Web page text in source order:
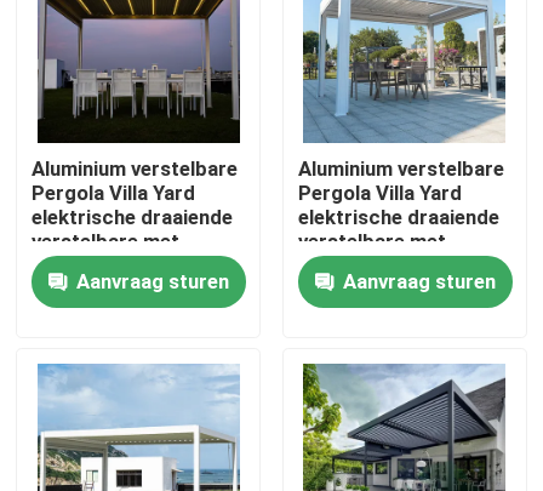
Fabrieksreis
Kwaliteitscontrole
Contacteer ons
Nieuws
De Pergola van het aluminiumterras
De Pergola van aluminiumlouvered
Aluminium verstelbare
Pergola Villa Yard
elektrische draaiende
verstelbare met
uittrekbaar dak
Aanvraag sturen
Aluminium verstelbare
Pergola Villa Yard
elektrische draaiende
verstelbare met
uittrekbaar dak
Aanvraag sturen